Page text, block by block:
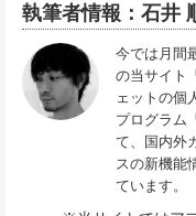
執筆者情報：石井
今では月間
の当サイト
ェットの個
プログラム
て、国内外
スの新機能
ています。